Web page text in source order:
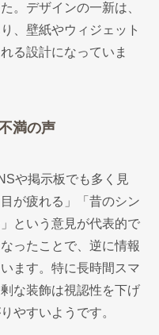
。デザインの一新は、
、壁紙やウィジェット
る設計になっていま
満の声
や掲示板でも多く見
が疲れる」「昔のシン
という意見が代表的で
ったことで、逆に情報
ます。特に長時間スマ
な装飾は視認性を下げ
やすいようです。